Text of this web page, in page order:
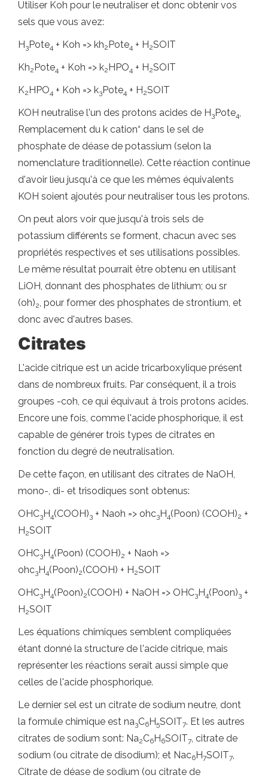
Utiliser Koh pour le neutraliser et donc obtenir vos
sels que vous avez:
H3Pote4 + Koh => kh2Pote4 + H2SOIT
Kh2Pote4 + Koh => k2HPO4 + H2SOIT
K2HPO4 + Koh => k3Pote4 + H2SOIT
KOH neutralise l'un des protons acides de H3Pote4,
Remplacement du k cation+ dans le sel de
phosphate de déase de potassium (selon la
nomenclature traditionnelle). Cette réaction continue
d'avoir lieu jusqu'à ce que les mêmes équivalents
KOH soient ajoutés pour neutraliser tous les protons.
On peut alors voir que jusqu'à trois sels de
potassium différents se forment, chacun avec ses
propriétés respectives et ses utilisations possibles.
Le même résultat pourrait être obtenu en utilisant
LiOH, donnant des phosphates de lithium; ou sr
(oh)2, pour former des phosphates de strontium, et
donc avec d'autres bases.
Citrates
L'acide citrique est un acide tricarboxylique présent
dans de nombreux fruits. Par conséquent, il a trois
groupes -coh, ce qui équivaut à trois protons acides.
Encore une fois, comme l'acide phosphorique, il est
capable de générer trois types de citrates en
fonction du degré de neutralisation.
De cette façon, en utilisant des citrates de NaOH,
mono-, di- et trisodiques sont obtenus:
OHC3H4(COOH)3 + Naoh => ohc3H4(Poon) (COOH)2 +
H2SOIT
OHC3H4(Poon) (COOH)2 + Naoh =>
ohc3H4(Poon)2(COOH) + H2SOIT
OHC3H4(Poon)2(COOH) + NaOH => OHC3H4(Poon)3 +
H2SOIT
Les équations chimiques semblent compliquées
étant donné la structure de l'acide citrique, mais
représenter les réactions serait aussi simple que
celles de l'acide phosphorique.
Le dernier sel est un citrate de sodium neutre, dont
la formule chimique est na3C6H5SOIT7. Et les autres
citrates de sodium sont: Na2C6H6SOIT7, citrate de
sodium (ou citrate de disodium); et Nac6H7SOIT7,
Citrate de déase de sodium (ou citrate de